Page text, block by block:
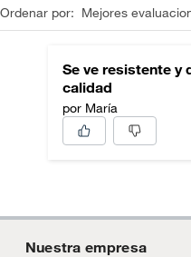
Ordenar por: Mejores
Se ve resistente y
calidad
por María
Nuestra empresa